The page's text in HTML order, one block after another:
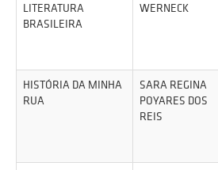
LITERATURA
BRASILEIRA
WERNECK
HISTÓRIA DA MINHA
RUA
SARA REGINA
POYARES DOS
REIS